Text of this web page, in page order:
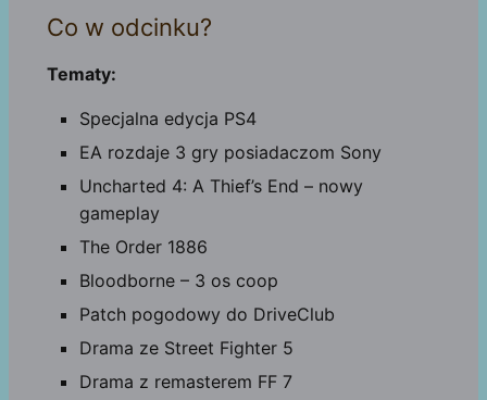
Co w odcinku?
Tematy:
Specjalna edycja PS4
EA rozdaje 3 gry posiadaczom Sony
Uncharted 4: A Thief’s End – nowy
gameplay
The Order 1886
Bloodborne – 3 os coop
Patch pogodowy do DriveClub
Drama ze Street Fighter 5
Drama z remasterem FF 7